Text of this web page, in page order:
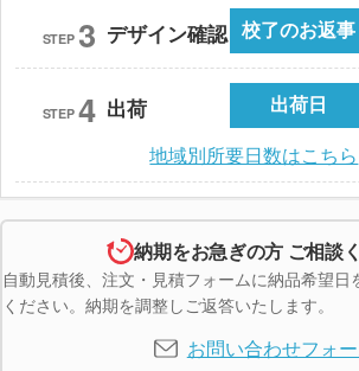
STEP 3 デザイン確認 校了のお返事
STEP 4 出荷 出荷日
地域別所要日数はこちら
納期をお急ぎの方 ご相談
自動見積後、注文・見積フォームに納品希望
ください。納期を調整しご返答いたします。
お問い合わせフォ